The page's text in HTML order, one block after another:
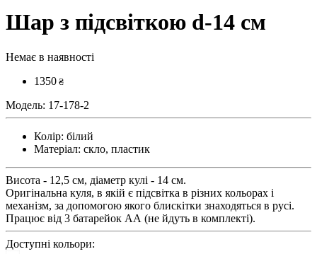
Шар з підсвіткою d-14 см
Немає в наявності
1350 ₴
Модель: 17-178-2
Колір: білий
Матеріал: скло, пластик
Висота - 12,5 см, діаметр кулі - 14 см.
Оригінальна куля, в якій є підсвітка в різних кольорах і
механізм, за допомогою якого блискітки знаходяться в русі.
Працює від 3 батарейок АА (не йдуть в комплекті).
Доступні кольори: